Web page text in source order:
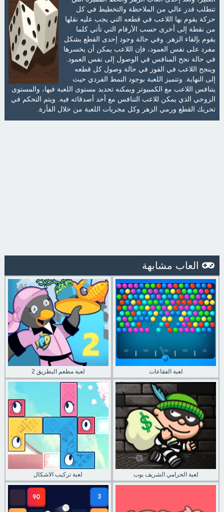
تتطلب قدر عالي من الملاحظة والتخطيط في كل
حركة يقوم بها اللاعب في قطعه التي يجب عليه نقلها
من نقطة إلى أخرى حسب الأرقام التي تأتي كلما
يقوم بإلقاء الزهر. وفي حالة وجود إحدى القطع بشكل
مفرد على نفس العمود، فإن اللاعب يمكن أن يخسرها
في حالة نجح المنافس في الوصول إلى نفس العمود.
وينجح اللاعب في الفوز في حالة وصول كل قطعه
إلى النهاية. وتتميز اللعبة بوجود النمط الفردي حيث
يتنافس اللاعب مع الكمبيوتر ويمكنه تحديد مستوى اللعبة فيها، والمستوى
الزوجي الذي يمكن للاعب التنافس مع أحد أصدقائه فيه. ويتم التحكم في
تحريك القطع ورمي الزهر وكل مجريات اللعبة من خلال الفأرة.
العاب مشابهة
لعبة مطعم البطريق 2 لعبة الفقاعات
لعبة تركيب الاشكال لعبة الحرامي الشريف بوب